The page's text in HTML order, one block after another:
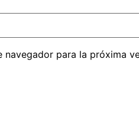
para la próxima